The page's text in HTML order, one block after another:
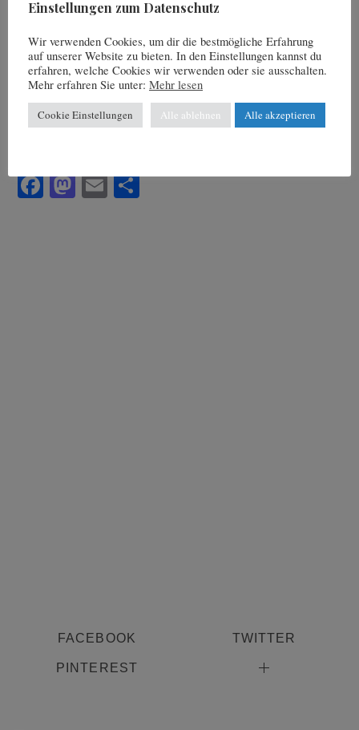
Weitere Infos:
Fremdenverkehrsamt #
Fa M E Te
FACEBOOK TWITTER
PINTEREST
Einstellungen zum Datenschutz
Wir verwenden Cookies, um dir die bestmögliche Erfahrung
auf unserer Website zu bieten. In den Einstellungen kannst du
erfahren, welche Cookies wir verwenden oder sie ausschalten.
Mehr erfahren Sie unter: Mehr lesen
Cookie Einstellungen Alle ablehnen Alle akzeptieren